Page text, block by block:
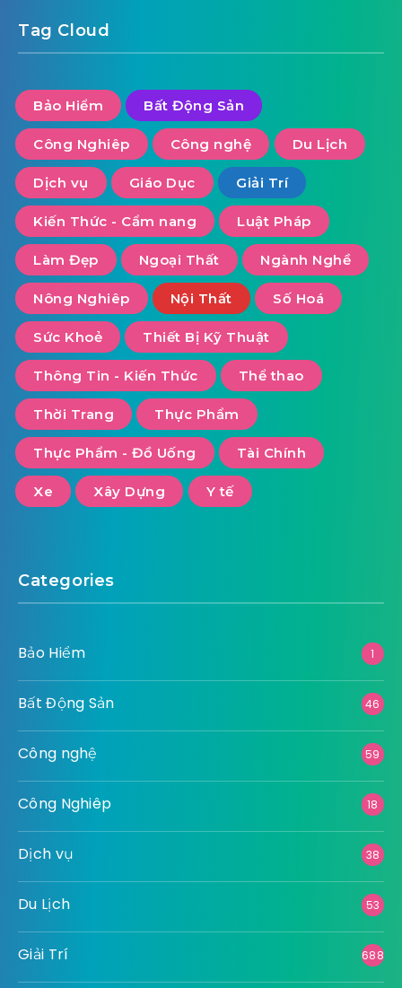
Tag Cloud
Bảo Hiểm Bất Động Sản
Công Nghiêp Công nghệ Du Lịch
Dịch vụ Giáo Dục Giải Trí
Kiến Thức - Cẩm nang Luật Pháp
Làm Đẹp Ngoại Thất Ngành Nghề
Nông Nghiêp Nội Thất Số Hoá
Sức Khoẻ Thiết Bị Kỹ Thuật
Thông Tin - Kiến Thức Thể thao
Thời Trang Thực Phẩm
Thực Phẩm - Đồ Uống Tài Chính
Xe Xây Dựng Y tế
Categories
Bảo Hiểm 1
Bất Động Sản 46
Công nghệ 59
Công Nghiêp 18
Dịch vụ 38
Du Lịch 53
Giải Trí 688